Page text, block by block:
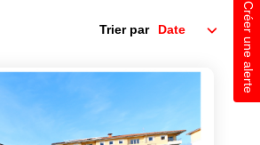
Créer une alerte
Trier par